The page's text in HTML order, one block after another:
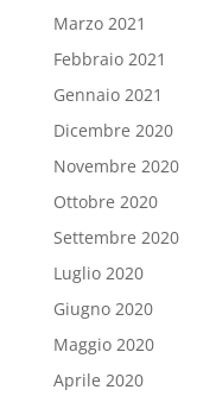
Marzo 2021
Febbraio 2021
Gennaio 2021
Dicembre 2020
Novembre 2020
Ottobre 2020
Settembre 2020
Luglio 2020
Giugno 2020
Maggio 2020
Aprile 2020